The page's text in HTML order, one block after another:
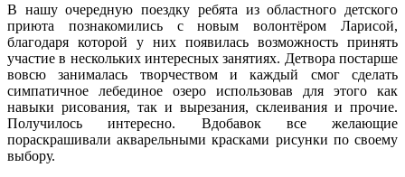
В нашу очередную поездку ребята из областного детского
приюта познакомились с новым волонтёром Ларисой,
благодаря которой у них появилась возможность принять
участие в нескольких интересных занятиях. Детвора постарше
вовсю занималась творчеством и каждый смог сделать
симпатичное лебединое озеро использовав для этого как
навыки рисования, так и вырезания, склеивания и прочие.
Получилось интересно. Вдобавок все желающие
пораскрашивали акварельными красками рисунки по своему
выбору.